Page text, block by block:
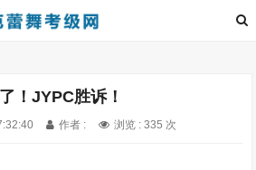
！JYPC胜诉！
作者 : 浏览 : 335 次